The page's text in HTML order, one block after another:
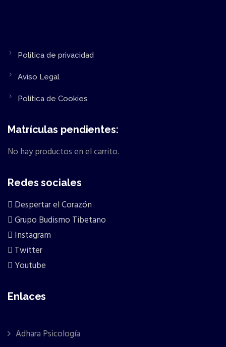
Política de privacidad
Aviso Legal
Política de Cookies
Matrículas pendientes:
No hay productos en el carrito.
Redes sociales
Despertar el Corazón
Grupo Budismo Tibetano
Instagram
Twitter
Youtube
Enlaces
Adhara Psicología